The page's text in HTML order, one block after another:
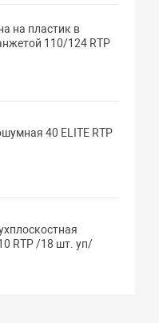
на пластик в
110/124 RTP
40 ELITE RTP
RTP /18 шт. уп/